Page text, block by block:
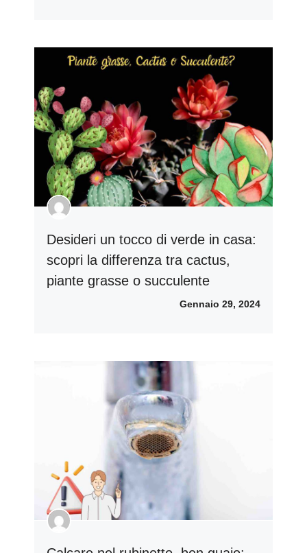
Desideri un tocco di verde in casa:
scopri la differenza tra cactus,
piante grasse o succulente
Gennaio 29, 2024